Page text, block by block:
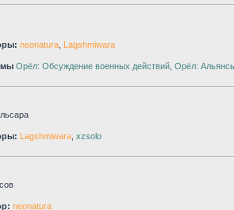
neonatura Lagshmiwara
Орёл: Обсуждение военных действий Орёл:
Lagshmiwara xzsolo
neonatura